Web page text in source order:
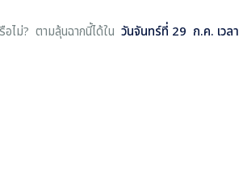
? ตามลุ้นฉากนี้ได้ใน วันจันทร์ที่ 29 ก.ค. เวลา